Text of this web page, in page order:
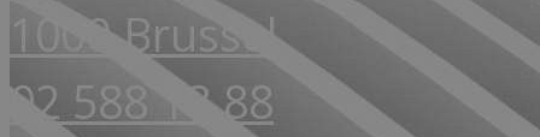
1000 Brussel
02 588 18 88